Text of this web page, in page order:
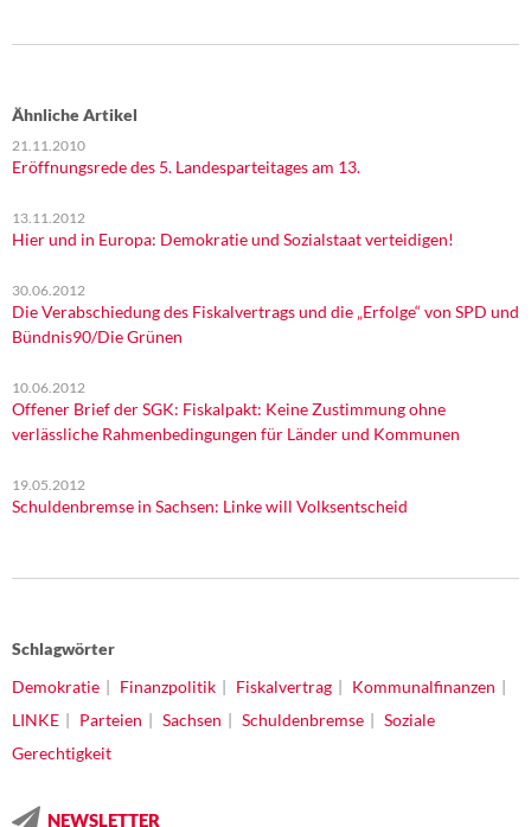
Ähnliche Artikel
21.11.2010
Eröffnungsrede des 5. Landesparteitages am 13.
13.11.2012
Hier und in Europa: Demokratie und Sozialstaat verteidigen!
30.06.2012
Die Verabschiedung des Fiskalvertrags und die „Erfolge“ von SPD und
Bündnis90/Die Grünen
10.06.2012
Offener Brief der SGK: Fiskalpakt: Keine Zustimmung ohne
verlässliche Rahmenbedingungen für Länder und Kommunen
19.05.2012
Schuldenbremse in Sachsen: Linke will Volksentscheid
Schlagwörter
Demokratie
Finanzpolitik Fiskalvertrag
Kommunalfinanzen
LINKE
Parteien Sachsen Schuldenbremse
Soziale
Gerechtigkeit
NEWSLETTER